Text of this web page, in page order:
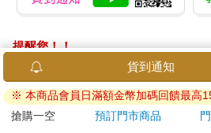
提醒您！！
金石堂及銀行均不會請您操作ATM!
ATM提款機，請不要聽從指示，以免
退換貨須知：
貨到通知
※ 本商品會員日滿額金幣加碼回饋最高
搶購一空
預訂門市商品